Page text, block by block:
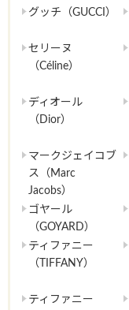
グッチ（GUCCI）
セリーヌ
（Céline）
ディオール
（Dior）
マークジェイコブ
ス（Marc
Jacobs）
ゴヤール
（GOYARD）
ティファニー
（TIFFANY）
ティファニー